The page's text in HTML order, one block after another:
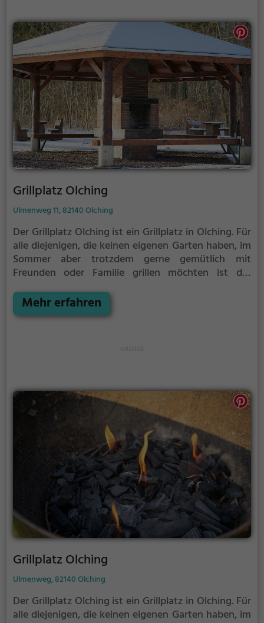
den meisten Fällen unter euch und könnt
niemanden stören.
Grillplatz Olching
Ulmenweg 11, 82140 Olching
Der Grillplatz Olching ist ein Grillplatz in Olching. Für
alle diejenigen, die keinen eigenen Garten haben, im
Sommer aber trotzdem gerne gemütlich mit
Freunden oder Familie grillen möchten ist der
Holz.
Mehr erfahren
Grillplatz Olching
Ulmenweg, 82140 Olching
Der Grillplatz Olching ist ein Grillplatz in Olching. Für
alle diejenigen, die keinen eigenen Garten haben, im